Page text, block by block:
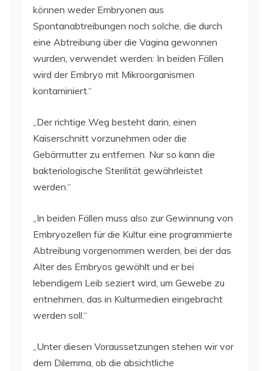
können weder Embryonen aus
Spontanabtreibungen noch solche, die durch
eine Abtreibung über die Vagina gewonnen
wurden, verwendet werden: In beiden Fällen
wird der Embryo mit Mikroorganismen
kontaminiert.“
„Der richtige Weg besteht darin, einen
Kaiserschnitt vorzunehmen oder die
Gebärmutter zu entfernen. Nur so kann die
bakteriologische Sterilität gewährleistet
werden.“
„In beiden Fällen muss also zur Gewinnung von
Embryozellen für die Kultur eine programmierte
Abtreibung vorgenommen werden, bei der das
Alter des Embryos gewählt und er bei
lebendigem Leib seziert wird, um Gewebe zu
entnehmen, das in Kulturmedien eingebracht
werden soll.“
„Unter diesen Voraussetzungen stehen wir vor
dem Dilemma, ob die absichtliche